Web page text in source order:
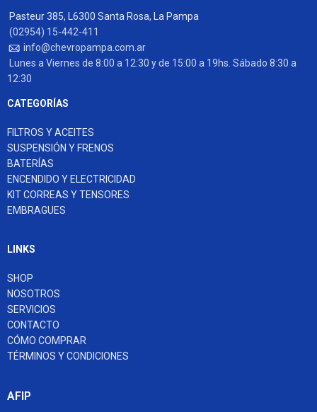
Pasteur 385, L6300 Santa Rosa, La Pampa
(02954) 15-442-411
info@chevropampa.com.ar
Lunes a Viernes de 8:00 a 12:30 y de 15:00 a 19hs. Sábado 8:30 a
12:30
CATEGORÍAS
FILTROS Y ACEITES
SUSPENSIÓN Y FRENOS
BATERÍAS
ENCENDIDO Y ELECTRICIDAD
KIT CORREAS Y TENSORES
EMBRAGUES
LINKS
SHOP
NOSOTROS
SERVICIOS
CONTACTO
CÓMO COMPRAR
TÉRMINOS Y CONDICIONES
AFIP